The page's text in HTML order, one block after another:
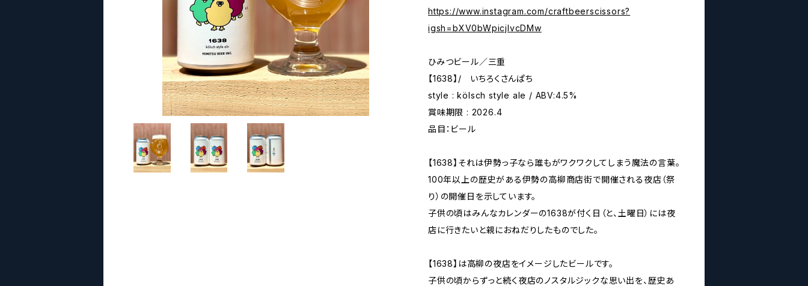
https://www.instagram.com/craftbeerscissors?
igsh=bXV0bWpicjlvcDMw
ひみつビール／三重
【1638】/ いちろくさんぱち
style : kölsch style ale / ABV:4.5%
賞味期限 : 2026.4
品目：ビール
【1638】それは伊勢っ子なら誰もがワクワクしてしまう魔法の言葉。
100年以上の歴史がある伊勢の高柳商店街で開催される夜店（祭
り）の開催日を示しています。
子供の頃はみんなカレンダーの1638が付く日（と、土曜日）には夜
店に行きたいと親におねだりしたものでした。
【1638】は高柳の夜店をイメージしたビールです。
子供の頃からずっと続く夜店のノスタルジックな思い出を、歴史あ